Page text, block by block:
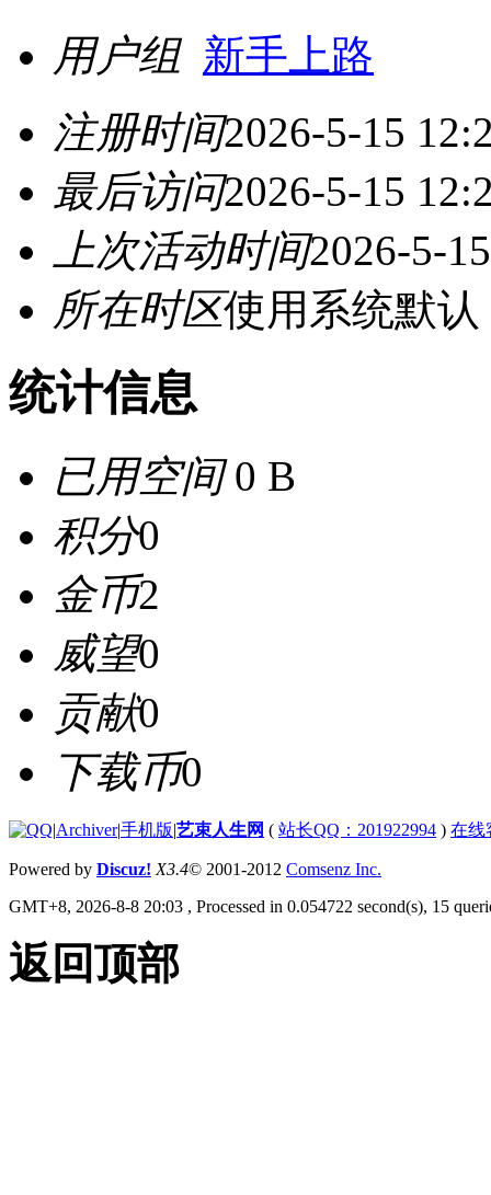
用户组 新手上路
注册时间2026-5-15
最后访问2026-5-15
上次活动时间2026-5-
所在时区使用系统默认
统计信息
已用空间0 B
积分0
金币2
威望0
贡献0
下载币0
|Archiver|手机版|艺束人生网 ( 站长QQ：201922994 ) 在线
Powered by Discuz! X3.4© 2001-2012 Comsenz Inc.
GMT+8, 2026-8-8 20:03 , Processed in 0.054722 second(s), 15
返回顶部